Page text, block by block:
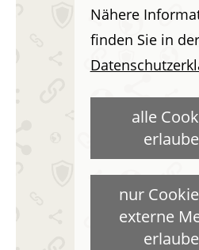
Nähere
finden Sie in der
alle
nur
externe